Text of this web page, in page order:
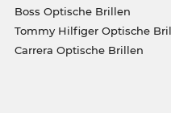
Boss Optische Brillen
Tommy Hilfiger Optische
Carrera Optische Brillen